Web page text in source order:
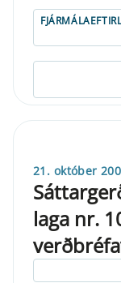
21. október
laga nr.